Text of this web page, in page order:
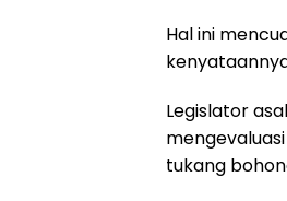
Hal ini
Legislator
tukang